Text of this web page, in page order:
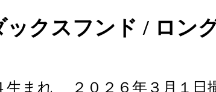
ックスフンド / ロ
生まれ ２０２６年３月１日